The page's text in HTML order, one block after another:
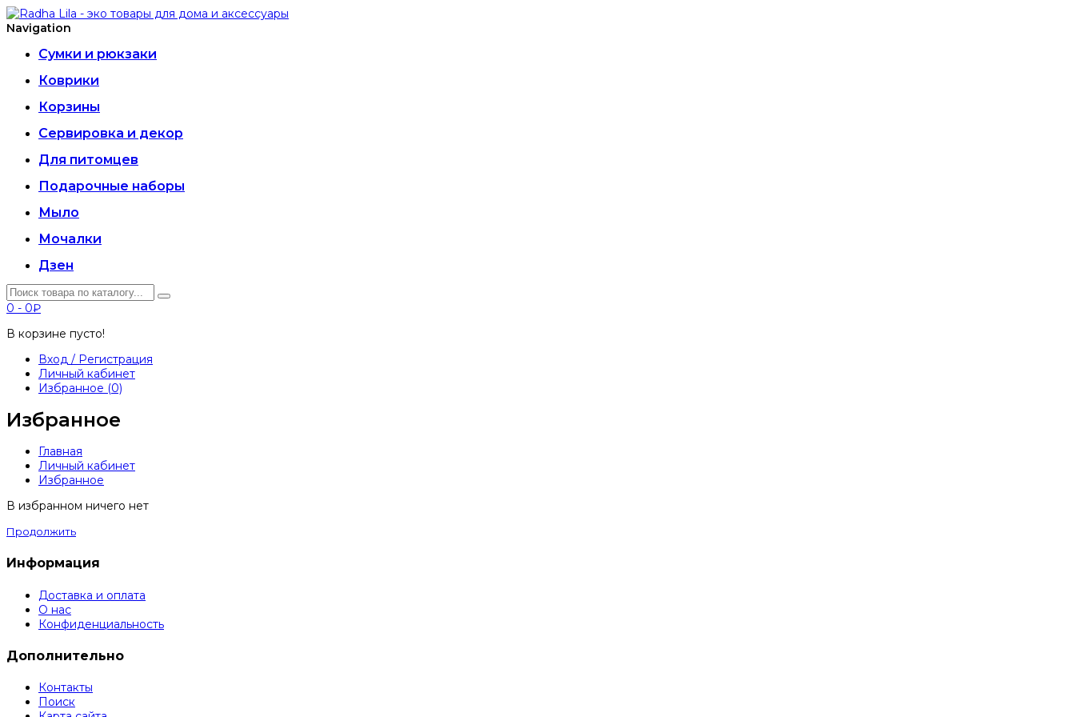
Navigation
Сумки и рюкзаки
Коврики
Корзины
Сервировка и декор
Для питомцев
Подарочные наборы
Мыло
Мочалки
Дзен
0 - 0₽
В корзине пусто!
Вход / Регистрация
Личный кабинет
Избранное (0)
Избранное
Главная
Личный кабинет
Избранное
В избранном ничего нет
Продолжить
Информация
Доставка и оплата
О нас
Конфиденциальность
Дополнительно
Контакты
Поиск